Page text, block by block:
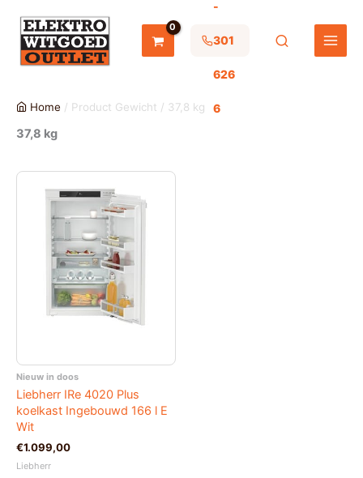
inhoud
-
301
626
6
Home / Product Gewicht / 37,8 kg
37,8 kg
Nieuw in doos
Liebherr IRe 4020 Plus
koelkast Ingebouwd 166 l E
Wit
€1.099,00
Liebherr